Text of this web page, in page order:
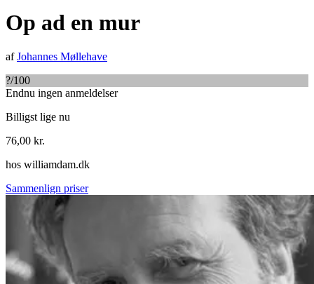
Op ad en mur
afJohannes Møllehave
?/100
Endnu ingen anmeldelser
Billigst lige nu
76,00 kr.
hos williamdam.dk
Sammenlign priser